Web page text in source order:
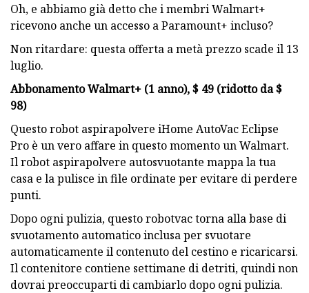
Oh, e abbiamo già detto che i membri Walmart+
ricevono anche un accesso a Paramount+ incluso?
Non ritardare: questa offerta a metà prezzo scade il 13
luglio.
Abbonamento Walmart+ (1 anno), $ 49 (ridotto da $
98)
Questo robot aspirapolvere iHome AutoVac Eclipse
Pro è un vero affare in questo momento un Walmart.
Il robot aspirapolvere autosvuotante mappa la tua
casa e la pulisce in file ordinate per evitare di perdere
punti.
Dopo ogni pulizia, questo robotvac torna alla base di
svuotamento automatico inclusa per svuotare
automaticamente il contenuto del cestino e ricaricarsi.
Il contenitore contiene settimane di detriti, quindi non
dovrai preoccuparti di cambiarlo dopo ogni pulizia.